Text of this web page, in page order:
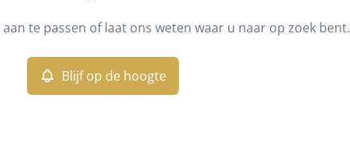
te passen of laat ons weten waar u naar op zoek bent.
Blijf op de hoogte